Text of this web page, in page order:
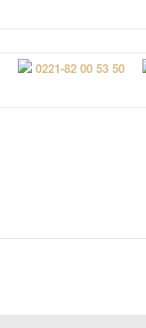
0221-82 00 53 50